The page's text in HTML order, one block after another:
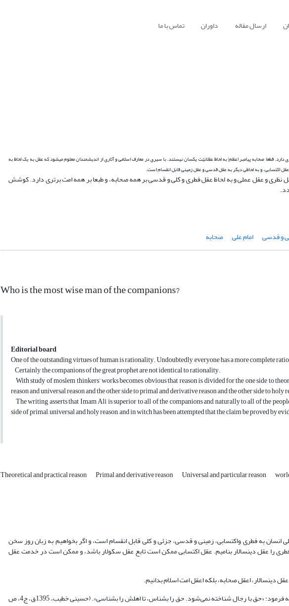
ارسال مقاله داوران تماس با ما
قطعا صحابه پیامبر اعظم| به لحاظ عقلانیّت یکسان نیستند. با سیرى در معارف اسلامى و آثارى از اندیشمندان معلوم مى‏شود که عقل به یک لحاظ به
اکتسابى، و به لحاظى دیگر به عقل قدسى و عقل زمینى قابل انقسام است.
نظرى و عقل عملى و به لحاظ عقل فطرى و کلى و قدسى بر همه صحابه، و طبعا بر همه امت برترى دارد. کوشش
و قدسى امام على صحابه
Who is the most wise man of the companions?
Editorial board
One of the outstanding virtues of human is rationality. Undoubtedly, everyone has a more complete
Certainly, the companions of the great prophet are not identical to rationality.
With study of moslem thinkers’ works becomes obvious that reason is divided for the one side to
reason and universal reason and the other side to primal and derivative reason and the other side to holy
The writing asserts that Imam Ali is superior to all of the companions and naturally to all of the
side of primal, universal and holy reason, and in witch has been attempted that the claim be proved by
Theoretical and practical reason Primal and derivative reason Universal and particular reason
به فطرى واکتسابى، زمینى و قدسى، جزئى و کلى قابل انقسام است، و اگر بخواهیم به زبان روز سخن
را عقل دین‏سالار بنامیم. عقل اکتسابى ممکن است تابع عقل سکولار باشد، و ممکن است در خدمت عقل
دین‏سالار، اعقل صحابه، بلکه اعقل امت اسلام بدانیم.
غزالی گوید: عاقل کسی است که به سیدالعقلاء علی× تأسی جوید. همان که فرمود: «حق با رجال شناخته نمی‌شود. حق را بشناس، تا اهلش را بشناسی». (حسینی خطیب، 1395ق، ج4، ص